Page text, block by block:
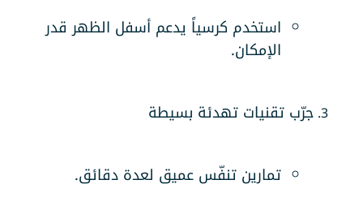
استخدم كرسياً يدعم أسفل الظهر قدر
الإمكان.
جرّب تقنيات تهدئة بسيطة
تمارين تنفّس عميق لعدة دقائق.